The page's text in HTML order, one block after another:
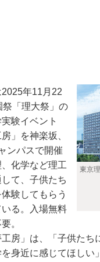
東京
年11月22
祭「理大祭」の
験イベント
」を神楽坂、
ンパスで開催
化学など理工
て、子供たち
験してもらう
る。入場無料
。
房」は、「子供たち
身近に感じてほしい